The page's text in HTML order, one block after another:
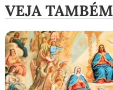
VEJA TAMBÉM